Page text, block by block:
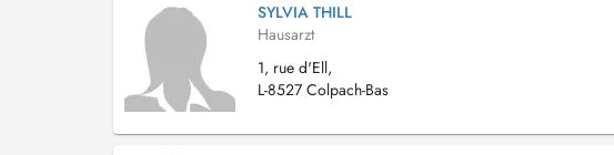
SYLVIA THILL
Hausarzt
1, rue d'Ell,
L-8527 Colpach-Bas